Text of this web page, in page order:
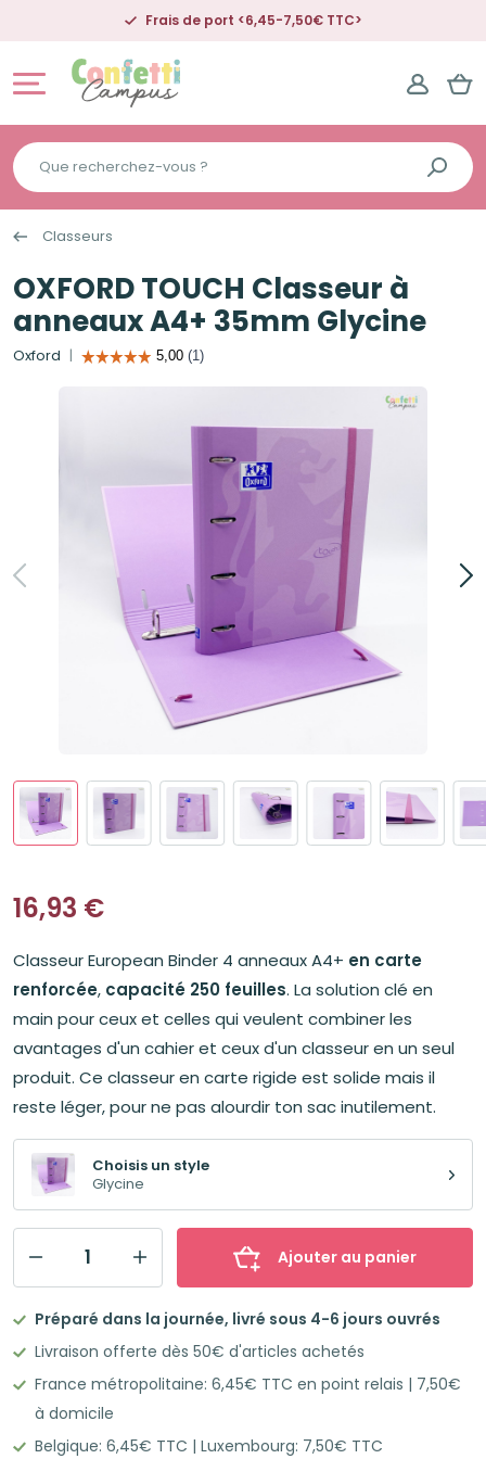
Frais de port <6,45-7,50€ TTC>
Que
recherchez-
vous
?
Classeurs
OXFORD TOUCH Classeur à
anneaux A4+ 35mm Glycine
Oxford
16,93 €
Classeur European Binder 4 anneaux A4+ en carte
renforcée, capacité 250 feuilles. La solution clé en
main pour ceux et celles qui veulent combiner les
avantages d'un cahier et ceux d'un classeur en un seul
produit. Ce classeur en carte rigide est solide mais il
reste léger, pour ne pas alourdir ton sac inutilement.
Choisis un style
Glycine
OXFORD
TOUCH
Classeur
anneaux
Ajouter au panier
Préparé dans la journée, livré sous 4-6 jours ouvrés
Livraison offerte dès 50€ d'articles achetés
France métropolitaine: 6,45€ TTC en point relais | 7,50€
à domicile
Belgique: 6,45€ TTC | Luxembourg: 7,50€ TTC